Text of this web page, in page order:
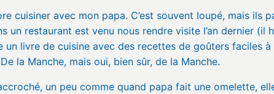
cuisiner avec mon papa. C’est souvent loupé, mais ils
restaurant est venu nous rendre visite l’an dernier (il
un livre de cuisine avec des recettes de goûters faciles
la Manche, mais oui, bien sûr, de la Manche.
un peu comme quand papa fait une omelette,